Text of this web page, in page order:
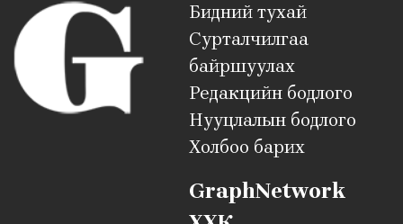
Бидний тухай
Сурталчилгаа
байршуулах
Редакцийн бодлого
Нууцлалын бодлого
Холбоо барих
GraphNetwork